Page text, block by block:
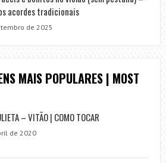
acordes tradicionais
de 2025
MAIS POPULARES | MOST
– VITÃO | COMO TOCAR
de 2020